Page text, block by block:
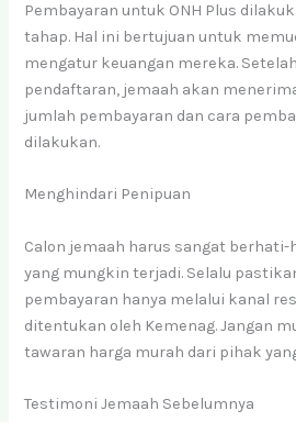
Pembayaran untuk ONH Plus
tahap. Hal ini bertujuan untuk
mengatur keuangan mereka.
pendaftaran, jemaah akan
jumlah pembayaran dan cara
dilakukan.
Menghindari Penipuan
Calon jemaah harus sangat
yang mungkin terjadi. Selalu
pembayaran hanya melalui kanal
ditentukan oleh Kemenag. Jangan
tawaran harga murah dari pihak
Testimoni Jemaah Sebelumnya